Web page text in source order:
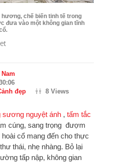
chế biến tinh tế trong
đưa vào một không gian tĩnh
đẹp 8 Views
sương nguyệt ánh , tấm tắc
cúng, sang trọng đượm
cổ mang đến cho thực
thái, nhẹ nhàng. Bỏ lại
tấp nập, không gian